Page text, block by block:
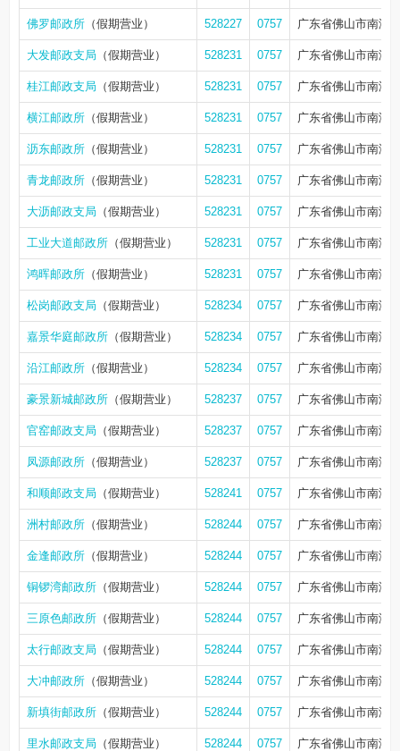
佛罗邮政所 （假期营业） 528227 0757 广东省佛山市南海
大发邮政支局 （假期营业） 528231 0757 广东省佛山市南海
桂江邮政支局 （假期营业） 528231 0757 广东省佛山市南海
横江邮政所 （假期营业） 528231 0757 广东省佛山市南海
沥东邮政所 （假期营业） 528231 0757 广东省佛山市南海
青龙邮政所 （假期营业） 528231 0757 广东省佛山市南海
大沥邮政支局 （假期营业） 528231 0757 广东省佛山市南海
工业大道邮政所 （假期营业） 528231 0757 广东省佛山市南海
鸿晖邮政所 （假期营业） 528231 0757 广东省佛山市南海
松岗邮政支局 （假期营业） 528234 0757 广东省佛山市南海
嘉景华庭邮政所 （假期营业） 528234 0757 广东省佛山市南海
沿江邮政所 （假期营业） 528234 0757 广东省佛山市南海
豪景新城邮政所 （假期营业） 528237 0757 广东省佛山市南海
官窑邮政支局 （假期营业） 528237 0757 广东省佛山市南海
凤源邮政所 （假期营业） 528237 0757 广东省佛山市南海
和顺邮政支局 （假期营业） 528241 0757 广东省佛山市南海
洲村邮政所 （假期营业） 528244 0757 广东省佛山市南海
金逢邮政所 （假期营业） 528244 0757 广东省佛山市南海
铜锣湾邮政所 （假期营业） 528244 0757 广东省佛山市南海
三原色邮政所 （假期营业） 528244 0757 广东省佛山市南海
太行邮政支局 （假期营业） 528244 0757 广东省佛山市南海
大冲邮政所 （假期营业） 528244 0757 广东省佛山市南海
新填街邮政所 （假期营业） 528244 0757 广东省佛山市南海
里水邮政支局 （假期营业） 528244 0757 广东省佛山市南海